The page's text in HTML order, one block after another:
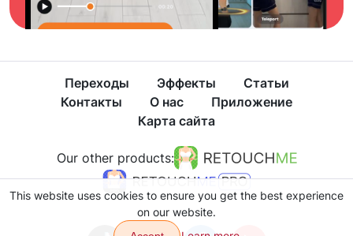
Переходы Эффекты
Статьи
Контакты
О нас
Приложение
Карта сайта
Our other products:
This website uses cookies to ensure you get the best experience
on our website.